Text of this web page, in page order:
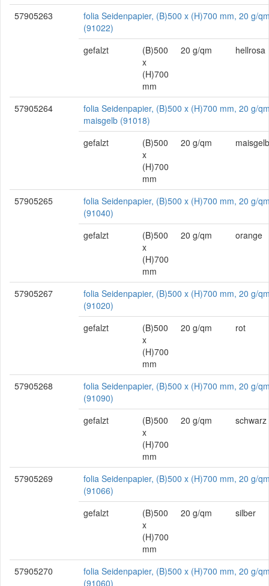
57905263
folia Seidenpapier, (B)500 x (H)700 mm, 20 g/
(91022)
gefalzt
(B)500
x
(H)700
mm
20 g/qm hellrosa
57905264
folia Seidenpapier, (B)500 x (H)700 mm, 20 g/
maisgelb (91018)
gefalzt
(B)500
x
(H)700
mm
20 g/qm maisgelb
57905265
folia Seidenpapier, (B)500 x (H)700 mm, 20 g/
(91040)
gefalzt
(B)500
x
(H)700
mm
20 g/qm orange
57905267
folia Seidenpapier, (B)500 x (H)700 mm, 20 g/
(91020)
gefalzt
(B)500
x
(H)700
mm
20 g/qm rot
57905268
folia Seidenpapier, (B)500 x (H)700 mm, 20 g/
(91090)
gefalzt
(B)500
x
(H)700
mm
20 g/qm schwarz
57905269
folia Seidenpapier, (B)500 x (H)700 mm, 20 g/
(91066)
gefalzt
(B)500
x
(H)700
mm
20 g/qm silber
57905270
folia Seidenpapier, (B)500 x (H)700 mm, 20 g/
(91060)